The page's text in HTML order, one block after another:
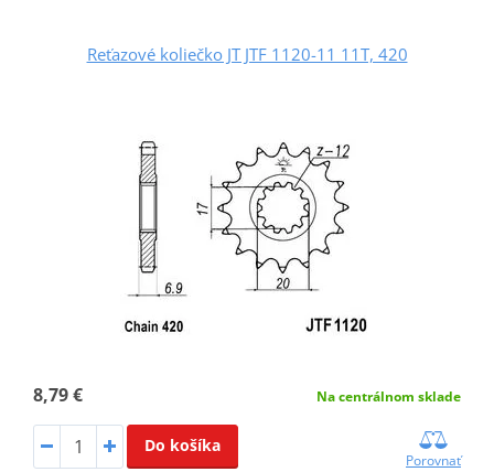
Reťazové koliečko JT JTF 1120-11 11T, 420
8,79 € Na centrálnom sklade
Do košíka
Porovnať